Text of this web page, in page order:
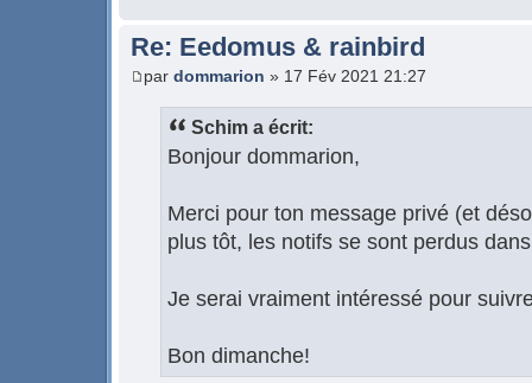
Re: Eedomus & rainbird
par dommarion » 17 Fév 2021 21:27
Schim a écrit:
Bonjour dommarion,
Merci pour ton message privé (et
plus tôt, les notifs se sont perdus
Je serai vraiment intéressé pour
Bon dimanche!